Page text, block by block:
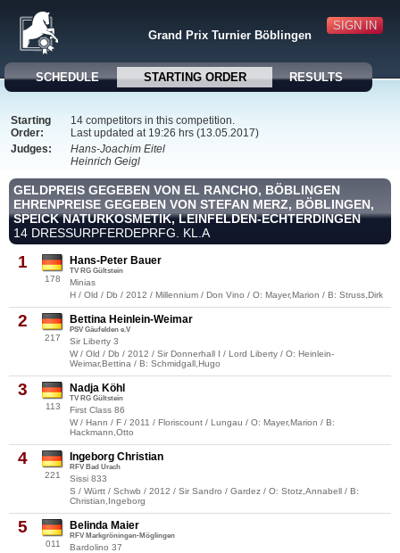
SIGN IN
Grand Prix Turnier Böblingen
SCHEDULE STARTING ORDER RESULTS
Starting
Order:
14 competitors in this competition.
Last updated at 19:26 hrs (13.05.2017)
Judges:
Hans-Joachim Eitel
Heinrich Geigl
GELDPREIS GEGEBEN VON EL RANCHO, BÖBLINGEN
EHRENPREISE GEGEBEN VON STEFAN MERZ, BÖBLINGEN,
SPEICK NATURKOSMETIK, LEINFELDEN-ECHTERDINGEN
14 DRESSURPFERDEPRFG. KL.A
1
178
Hans-Peter Bauer
TV RG Gültstein
Minias
H / Old / Db / 2012 / Millennium / Don Vino / O: Mayer,Marion / B: Struss,Dirk
2
217
Bettina Heinlein-Weimar
PSV Gäufelden e.V
Sir Liberty 3
W / Old / Db / 2012 / Sir Donnerhall I / Lord Liberty / O: Heinlein-
Weimar,Bettina / B: Schmidgall,Hugo
3
113
Nadja Köhl
TV RG Gültstein
First Class 86
W / Hann / F / 2011 / Floriscount / Lungau / O: Mayer,Marion / B:
Hackmann,Otto
4
221
Ingeborg Christian
RFV Bad Urach
Sissi 833
S / Württ / Schwb / 2012 / Sir Sandro / Gardez / O: Stotz,Annabell / B:
Christian,Ingeborg
5
011
Belinda Maier
RFV Markgröningen-Möglingen
Bardolino 37